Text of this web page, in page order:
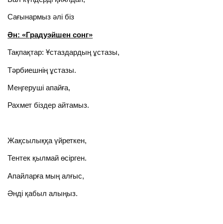
Сағынармыз әлі біз
Ән: «Градуэйшен сонг»
Тақпақтар: Ұстаздардың ұстазы,
Тәрбиешнің ұстазы.
Меңгеруші апайға,
Рахмет біздер айтамыз.
Жақсылыққа үйреткен,
Тентек қылмай өсірген.
Апайларға мың алғыс,
Әнді қабыл алыңыз.